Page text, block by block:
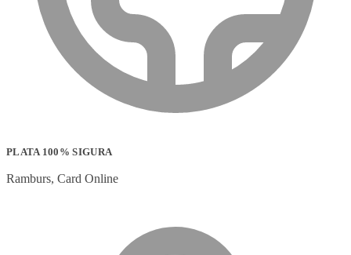
PLATA 100% SIGURA
Ramburs, Card Online